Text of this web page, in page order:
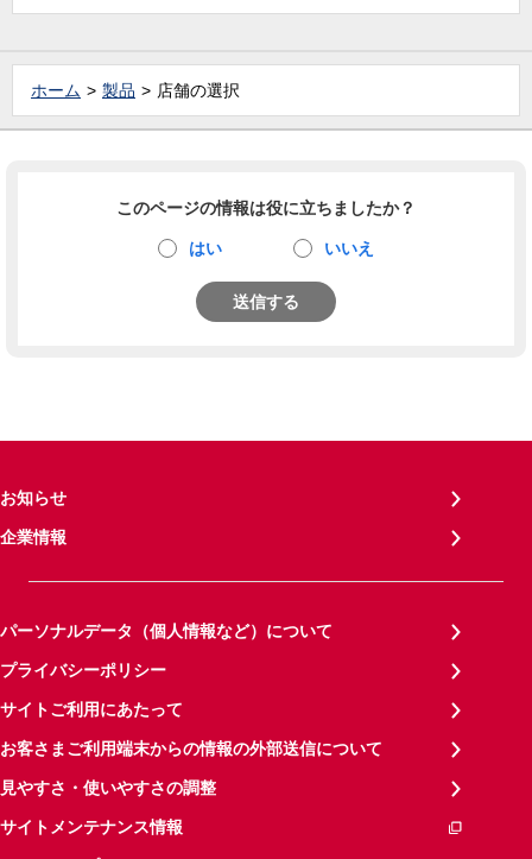
ホーム 製品 店舗の選択
このページの情報は役に立ちましたか？
はい いいえ
送信する
お知らせ
企業情報
パーソナルデータ（個人情報など）について
プライバシーポリシー
サイトご利用にあたって
お客さまご利用端末からの情報の外部送信について
見やすさ・使いやすさの調整
サイトメンテナンス情報